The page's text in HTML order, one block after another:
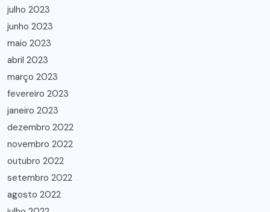
julho 2023
junho 2023
maio 2023
abril 2023
março 2023
fevereiro 2023
janeiro 2023
dezembro 2022
novembro 2022
outubro 2022
setembro 2022
agosto 2022